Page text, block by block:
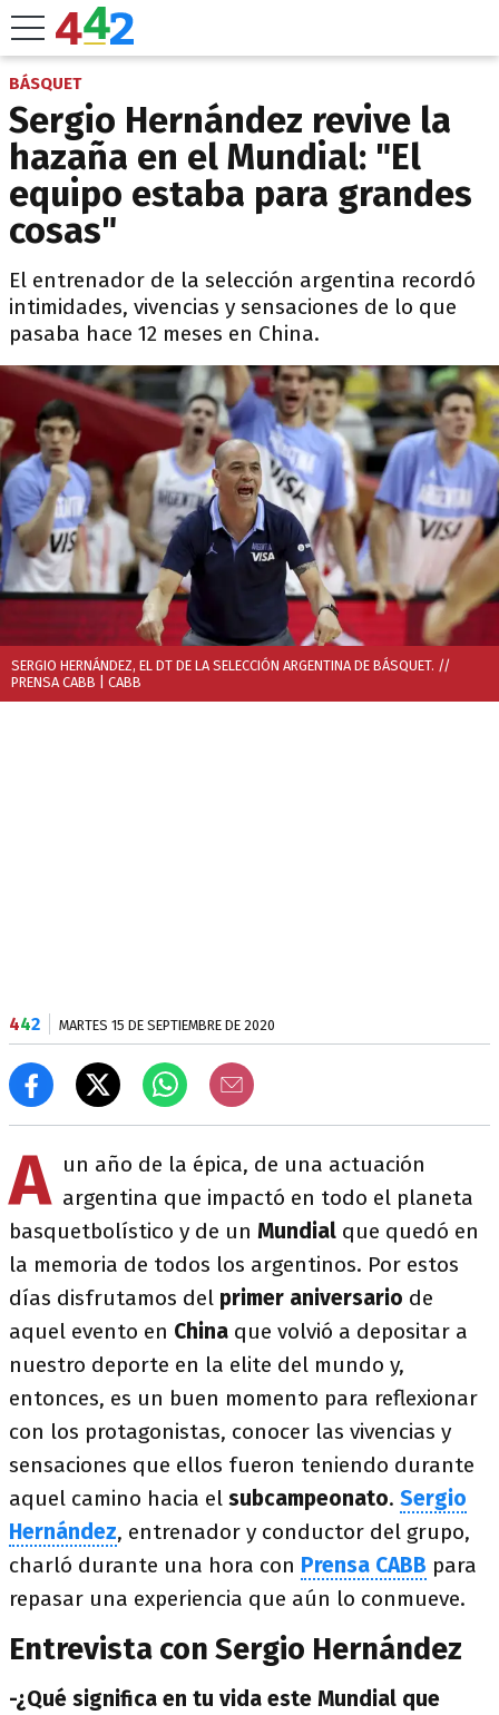
BÁSQUET
Sergio Hernández revive la
hazaña en el Mundial: "El
equipo estaba para grandes
cosas"
El entrenador de la selección argentina recordó
intimidades, vivencias y sensaciones de lo que
pasaba hace 12 meses en China.
SERGIO HERNÁNDEZ, EL DT DE LA SELECCIÓN ARGENTINA DE BÁSQUET. //
PRENSA CABB | CABB
442 MARTES 15 DE SEPTIEMBRE DE 2020
A un año de la épica, de una actuación
argentina que impactó en todo el planeta
basquetbolístico y de un Mundial que quedó en
la memoria de todos los argentinos. Por estos
días disfrutamos del primer aniversario de
aquel evento en China que volvió a depositar a
nuestro deporte en la elite del mundo y,
entonces, es un buen momento para reflexionar
con los protagonistas, conocer las vivencias y
sensaciones que ellos fueron teniendo durante
aquel camino hacia el subcampeonato. Sergio
Hernández, entrenador y conductor del grupo,
charló durante una hora con Prensa CABB para
repasar una experiencia que aún lo conmueve.
Entrevista con Sergio Hernández
-¿Qué significa en tu vida este Mundial que